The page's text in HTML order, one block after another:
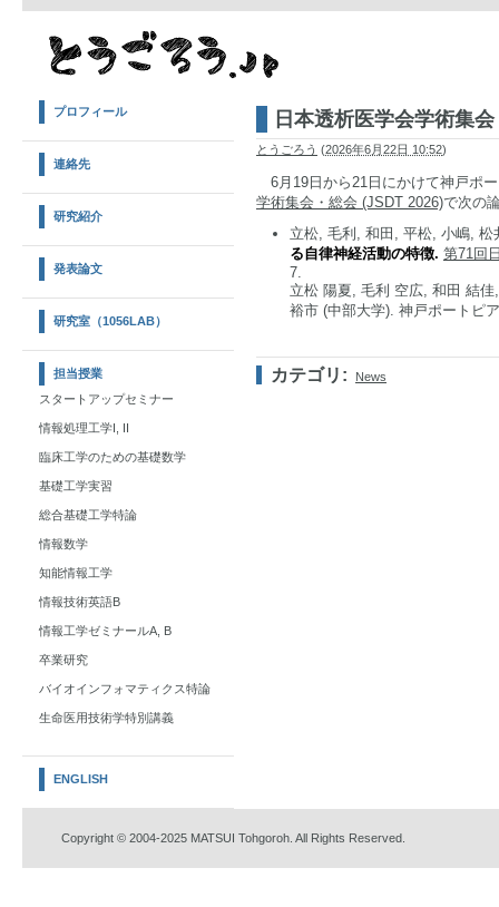
日本透析医学会学術集
とうごろう (2026年6月22日 10:52)
6月19日から21日にかけて神戸ポ
学術集会・総会 (JSDT 2026)で次の
立松, 毛利, 和田, 平松, 小嶋,
る自律神経活動の特徴. 第71回
7.
立松 陽夏, 毛利 空広, 和田 結
裕市 (中部大学). 神戸ポートピ
カテゴリ : News
プロフィール
連絡先
研究紹介
発表論文
研究室（1056LAB）
担当授業
スタートアップセミナー
情報処理工学I, II
臨床工学のための基礎数学
基礎工学実習
総合基礎工学特論
情報数学
知能情報工学
情報技術英語B
情報工学ゼミナールA, B
卒業研究
バイオインフォマティクス特論
生命医用技術学特別講義
ENGLISH
Copyright © 2004-2025 MATSUI Tohgoroh. All Rights Reserved.